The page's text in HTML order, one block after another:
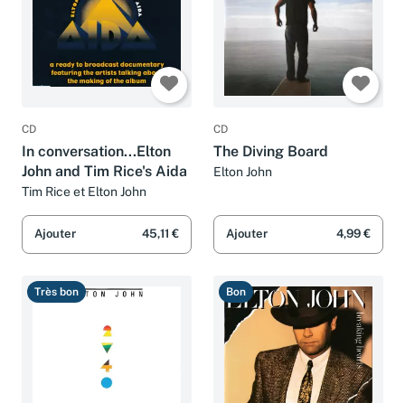
CD
In conversation...Elton
John and Tim Rice's Aida
Tim Rice et Elton John
Ajouter 45,11 €
CD
The Diving Board
Elton John
Ajouter 4,99 €
Très bon Bon